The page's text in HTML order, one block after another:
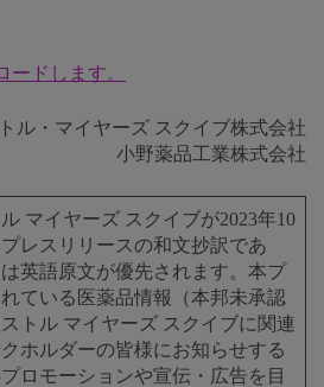
ードします。
ル・マイヤーズ スクイブ株式会社
小野薬品工業株式会社
マイヤーズ スクイブが2023年10
レスリリースの和文抄訳であ
英語原文が優先されます。本プ
ている医薬品情報（本邦未承認
トル マイヤーズ スクイブに関連
ホルダーの皆様にお知らせする
ロモーションや宣伝・広告を目